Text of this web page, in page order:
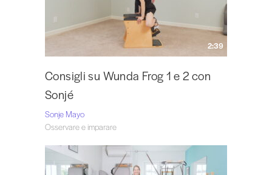
2:39
Consigli su Wunda Frog 1 e 2 con
Sonjé
Sonje Mayo
Osservare e imparare